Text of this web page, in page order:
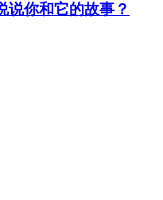
说你和它的故事？